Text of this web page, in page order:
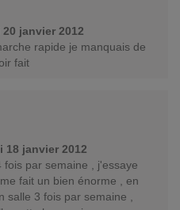
janvier 2012
rapide je manquais de
fait
18 janvier 2012
par semaine , j'essaye
fait un bien énorme , en
salle 3 fois par semaine ,